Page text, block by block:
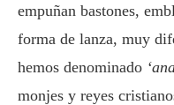
empuñan bastones,
forma de lanza, muy
hemos denominado
monjes y reyes